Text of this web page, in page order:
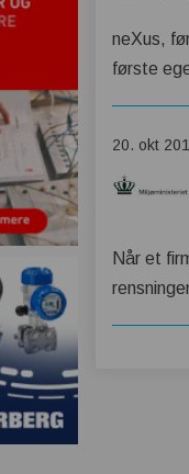
neXus,
første
20. okt
Når et